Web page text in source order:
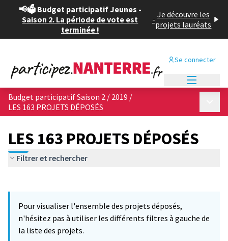
📢🗳️ Budget participatif Jeunes -
Saison 2. La période de vote est
terminée !
- Je découvre les
projets lauréats
Se connecter
Budget participatif Saison 2 / 2019 /
LES 163 PROJETS DÉPOSÉS
LES 163 PROJETS DÉPOSÉS
Filtrer et rechercher
−
Pour visualiser l'ensemble des projets déposés,
n'hésitez pas à utiliser les différents filtres à gauche de
la liste des projets.